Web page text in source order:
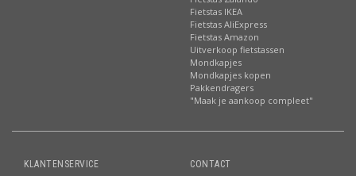
Fietstas IKEA
Fietstas AliExpress
Fietstas Amazon
Uitverkoop fietstassen
Mondkapjes
Mondkapjes kopen
Pakkendragers
"Maak je aankoop compleet"
KLANTENSERVICE CONTACT